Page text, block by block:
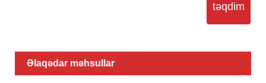
təqdim
Əlaqədar məhsullar